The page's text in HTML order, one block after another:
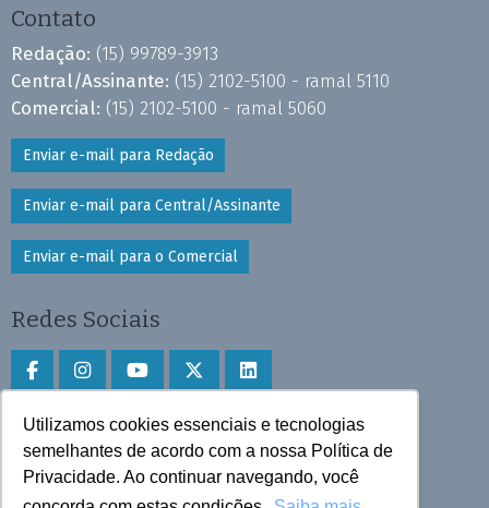
Utilizamos cookies essenciais e tecnologias
semelhantes de acordo com a nossa Política de
Privacidade. Ao continuar navegando, você
Contato
Redação: (15) 99789-3913
Central/Assinante: (15) 2102-5100 - ramal 5110
Comercial: (15) 2102-5100 - ramal 5060
Enviar e-mail para Redação
Enviar e-mail para Central/Assinante
Enviar e-mail para o Comercial
Redes Sociais
Faça download do aplicativo
Play Store e App Store